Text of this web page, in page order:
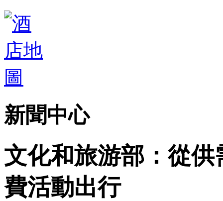
新聞中心
文化和旅游部：從
費活動出行